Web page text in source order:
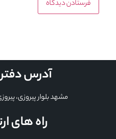
آدرس
مشهد بلوار پیروزی، پیروزی 23 ممیز 3
راه های